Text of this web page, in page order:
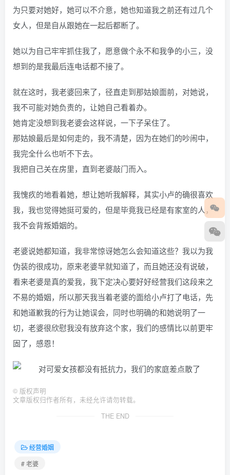
为只要对她好，她可以不介意，她也知道我之前还有过几个
女人，但是自从跟她在一起后都断了。
她以为自己牢牢抓住我了，愿意做个永不和我争的小三，没
想到的是我最后连电话都不接了。
就在这时，我老婆回来了，径直走到那姑娘面前，对她说，
我不可能对她负责的，让她自己看着办。
她肯定没想到我老婆会这样说，一下子呆住了。
那姑娘最后是如何走的，我不清楚，因为在她们的吵闹中，
我完全什么也听不下去。
我把自己关在房里，直到老婆敲门而入。
我愧疚的地看着她，想让她听我解释，其实小卢的确很喜欢
我，我也觉得她挺可爱的，但是毕竟我已经是有家室的人，
我不会背叛婚姻的。
老婆说她都知道，我非常惊讶她怎么会知道这些？我以为我
伪装的很成功，原来老婆早就知道了，而且她还没有说破，
看来老婆是真的爱我，我下定决心要好好经营我们这段来之
不易的婚姻，所以那天我当着老婆的面给小卢打了电话，先
和她道歉我的行为让她误会，同时也明确的和她说明了一
切，老婆很欣慰我没有放弃这个家，我们的感情比以前更牢
固了，感恩！
© 版权声明
文章版权归作者所有，未经允许请勿转载。
THE END
经营婚姻
# 老婆